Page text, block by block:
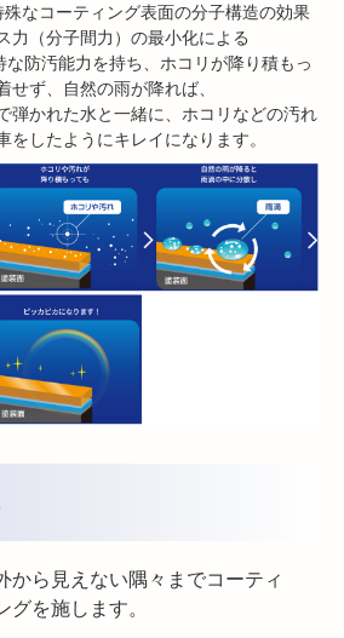
なコーティング表面の分子構造の効果
力（分子間力）の最小化による
な防汚能力を持ち、ホコリが降り積もっ
せず、自然の雨が降れば、
弾かれた水と一緒に、ホコリなどの汚れ
をしたようにキレイになります。
から見えない隅々までコーティ
グを施します。